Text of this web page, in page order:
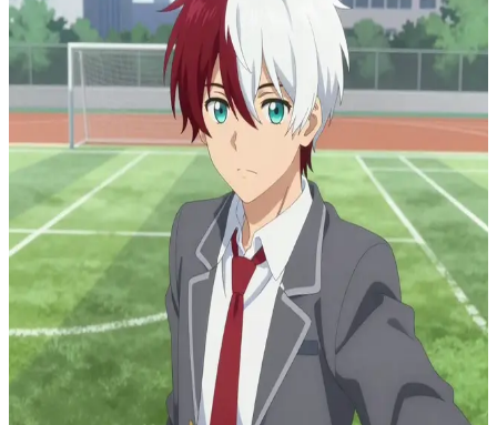
Todoroki Shoto
De ingetogen held-in-opleiding